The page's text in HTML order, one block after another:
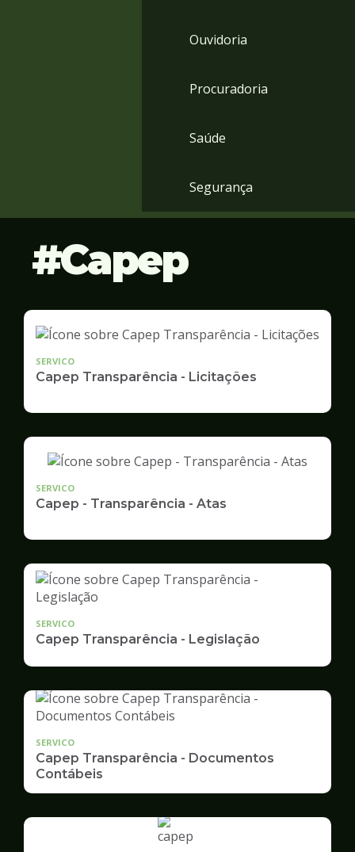
Ouvidoria
Procuradoria
Saúde
Segurança
Capep
SERVICO
Capep Transparência - Licitações
SERVICO
Capep - Transparência - Atas
SERVICO
Capep Transparência - Legislação
SERVICO
Capep Transparência - Documentos
Contábeis
Ilustração